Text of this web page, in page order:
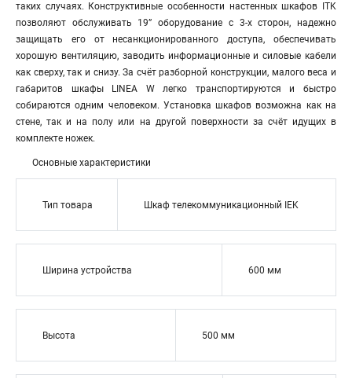
таких случаях. Конструктивные особенности настенных шкафов ITK
позволяют обслуживать 19” оборудование с 3-х сторон, надежно
защищать его от несанкционированного доступа, обеспечивать
хорошую вентиляцию, заводить информационные и силовые кабели
как сверху, так и снизу. За счёт разборной конструкции, малого веса и
габаритов шкафы LINEA W легко транспортируются и быстро
собираются одним человеком. Установка шкафов возможна как на
стене, так и на полу или на другой поверхности за счёт идущих в
комплекте ножек.
Основные характеристики
Тип товара Шкаф телекоммуникационный IEK
Ширина устройства 600 мм
Высота 500 мм